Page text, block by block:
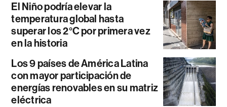
El Niño podría elevar la
temperatura global hasta
superar los 2°C por primera vez
en la historia
Los 9 países de América Latina
con mayor participación de
energías renovables en su matriz
eléctrica